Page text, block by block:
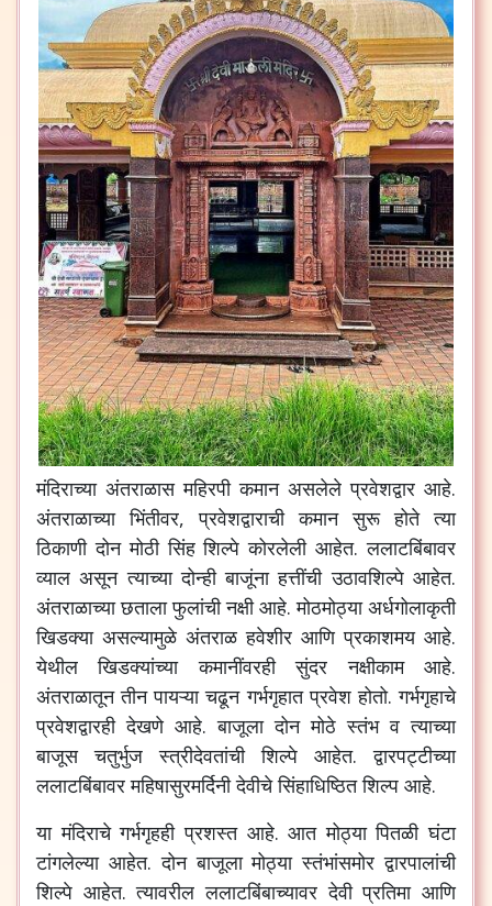
मंदिराच्या अंतराळास महिरपी कमान असलेले प्रवेशद्वार आहे.
अंतराळाच्या भिंतीवर,प्रवेशद्वाराची कमान सुरू होते त्या
ठिकाणी दोन मोठी सिंह शिल्पे कोरलेली आहेत.ललाटबिंबावर
व्याल असून त्याच्या दोन्ही बाजूंना हत्तींची उठावशिल्पे आहेत.
अंतराळाच्या छताला फुलांची नक्षी आहे.मोठमोठ्या अर्धगोलाकृती
खिडक्या असल्यामुळे अंतराळ हवेशीर आणि प्रकाशमय आहे.
येथील
खिडक्यांच्या कमानींवरही सुंदर नक्षीकाम आहे.
अंतराळातून तीन पायऱ्या चढून गर्भगृहात प्रवेश होतो.गर्भगृहाचे
प्रवेशद्वारही देखणे आहे.बाजूला दोन मोठे स्तंभ व त्याच्या
बाजूस
चतुर्भुज स्त्रीदेवतांची शिल्पे आहेत.द्वारपट्टीच्या
ललाटबिंबावर महिषासुरमर्दिनी देवीचे सिंहाधिष्ठित शिल्प आहे.
या मंदिराचे गर्भगृहही प्रशस्त आहे.आत मोठ्या पितळी घंटा
टांगलेल्या आहेत.दोन बाजूला मोठ्या स्तंभांसमोर द्वारपालांची
शिल्पे आहेत.त्यावरील ललाटबिंबाच्यावर देवी प्रतिमा आणि